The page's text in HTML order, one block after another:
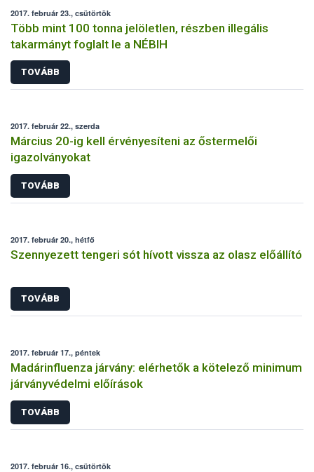
2017. február 23., csütörtök
Több mint 100 tonna jelöletlen, részben illegális
takarmányt foglalt le a NÉBIH
TOVÁBB
2017. február 22., szerda
Március 20-ig kell érvényesíteni az őstermelői
igazolványokat
TOVÁBB
2017. február 20., hétfő
Szennyezett tengeri sót hívott vissza az olasz előállító
TOVÁBB
2017. február 17., péntek
Madárinfluenza járvány: elérhetők a kötelező minimum
járványvédelmi előírások
TOVÁBB
2017. február 16., csütörtök